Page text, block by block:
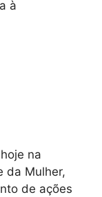
à
na
da Mulher,
de ações